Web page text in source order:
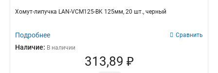
Хомут-липучка LAN-VCM125-BK 125мм, 20 шт., черный
Подробнее Сравнить
Наличие: В наличии
313,89 ₽